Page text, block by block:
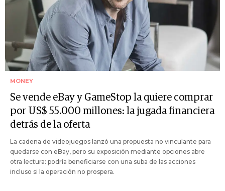
MONEY
Se vende eBay y GameStop la quiere comprar
por US$ 55.000 millones: la jugada financiera
detrás de la oferta
La cadena de videojuegos lanzó una propuesta no vinculante para
quedarse con eBay, pero su exposición mediante opciones abre
otra lectura: podría beneficiarse con una suba de las acciones
incluso si la operación no prospera.